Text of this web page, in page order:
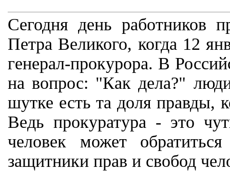
Сегодня день работников
Петра Великого, когда 12
генерал-прокурора. В
на вопрос: "Как дела?"
шутке есть та доля правды,
Ведь прокуратура - это
человек может
защитники прав и свобод